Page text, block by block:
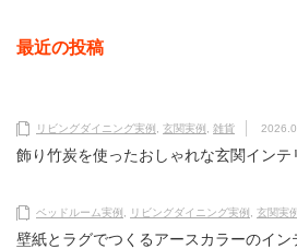
最近の投稿
リビングダイニング実例 玄関実例 雑貨
飾り竹炭を使ったおしゃれな玄関インテ
ベッドルーム実例 リビングダイニング実例 玄関実例
壁紙とラグでつくるアースカラーのイン